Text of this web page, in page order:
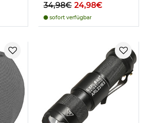
34,98€ 24,98€
sofort verfügbar